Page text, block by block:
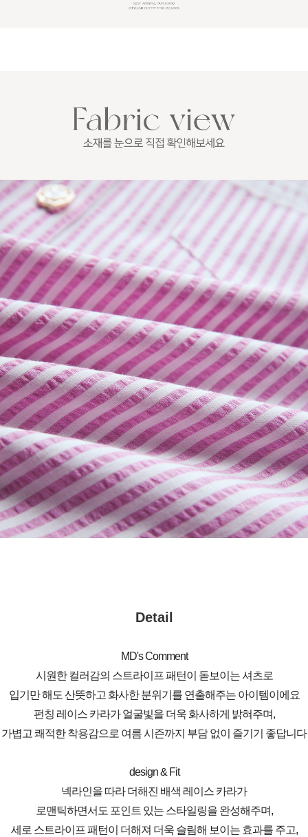
Detail
MD's Comment
시원한 컬러감의 스트라이프 패턴이 돋보이는 셔츠로
입기만 해도 산뜻하고 화사한 분위기를 연출해주는 아이템이에요
펀칭 레이스 카라가 얼굴빛을 더욱 화사하게 밝혀주며,
가볍고 쾌적한 착용감으로 여름 시즌까지 부담 없이 즐기기 좋답니다
design & Fit
넥라인을 따라 더해진 배색 레이스 카라가
로맨틱하면서도 포인트 있는 스타일링을 완성해주며,
세로 스트라이프 패턴이 더해져 더욱 슬림해 보이는 효과를 주고,